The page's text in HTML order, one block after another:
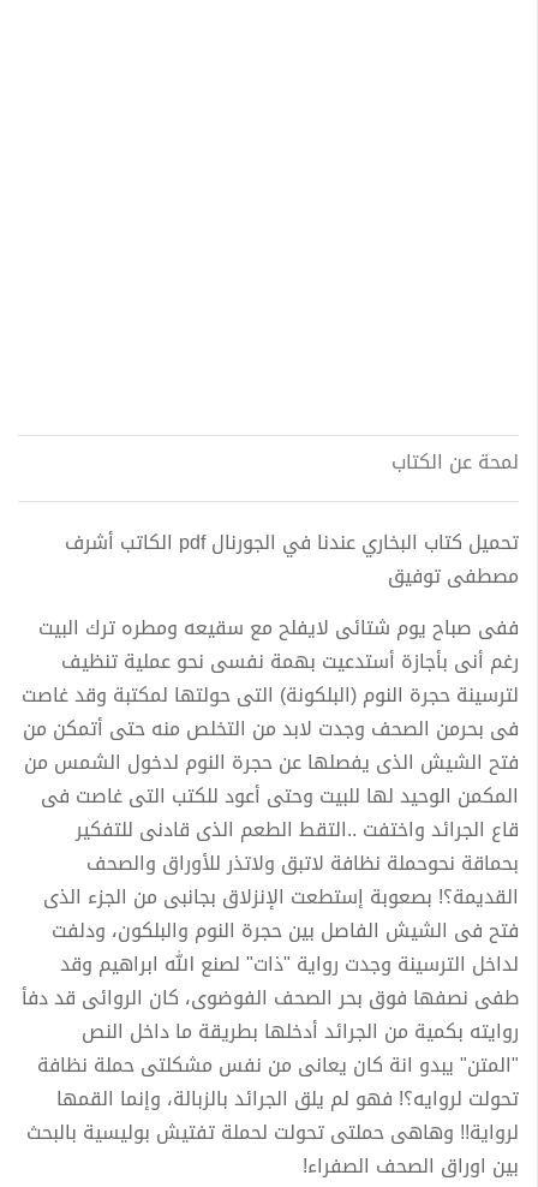
لمحة عن الكتاب
تحميل كتاب البخاري عندنا في الجورنال pdf الكاتب أشرف
مصطفى توفيق
ففى صباح يوم شتائى لايفلح مع سقيعه ومطره ترك البيت
رغم أنى بأجازة أستدعيت بهمة نفسى نحو عملية تنظيف
لترسينة حجرة النوم (البلكونة) التى حولتها لمكتبة وقد غاصت
فى بحرمن الصحف وجدت لابد من التخلص منه حتى أتمكن من
فتح الشيش الذى يفصلها عن حجرة النوم لدخول الشمس من
المكمن الوحيد لها للبيت وحتى أعود للكتب التى غاصت فى
قاع الجرائد واختفت ..التقط الطعم الذى قادنى للتفكير
بحماقة نحوحملة نظافة لاتبق ولاتذر للأوراق والصحف
القديمة؟! بصعوبة إستطعت الإنزلاق بجانبى من الجزء الذى
فتح فى الشيش الفاصل بين حجرة النوم والبلكون، ودلفت
لداخل الترسينة وجدت رواية "ذات" لصنع الله ابراهيم وقد
طفى نصفها فوق بحر الصحف الفوضوى، كان الروائى قد دفأ
روايته بكمية من الجرائد أدخلها بطريقة ما داخل النص
"المتن" يبدو انة كان يعانى من نفس مشكلتى حملة نظافة
تحولت لروايه؟! فهو لم يلق الجرائد بالزبالة، وإنما القمها
لرواية!! وهاهى حملتى تحولت لحملة تفتيش بوليسية بالبحث
بين اوراق الصحف الصفراء!